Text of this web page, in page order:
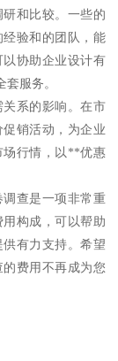
和比较。一些的
验和的团队，能
协助企业设计有
服务。
系的影响。在市
销活动，为企业
场行情，以**优惠
查是一项非常重
构成，可以帮助
有力支持。希望
费用不再成为您